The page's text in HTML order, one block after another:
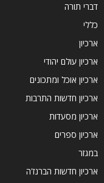
דברי תורה
כללי
ארכיון
ארכיון עולם יהודי
ארכיון אוכל ומתכונים
ארכיון חדשות התרבות
ארכיון מסעדות
ארכיון ספרים
במגזר
ארכיון חדשות הברנז'ה